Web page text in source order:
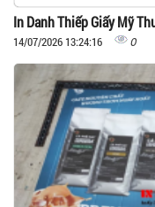
In Danh Thiếp Giấy Mỹ
14/07/2026 13:24:16 0